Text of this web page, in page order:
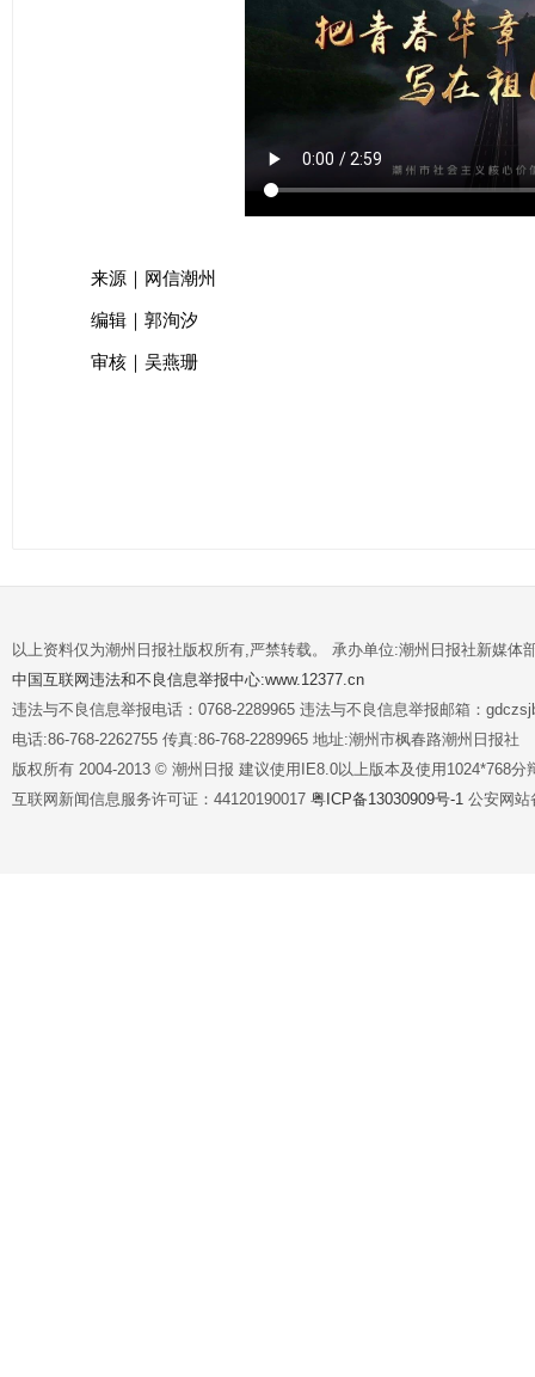
来源｜网信潮州
编辑｜郭洵汐
审核｜吴燕珊
以上资料仅为潮州日报社版权所有,严禁转载。 承办单位:潮州日报社新媒体
中国互联网违法和不良信息举报中心:www.12377.cn
违法与不良信息举报电话：0768-2289965 违法与不良信息举报邮箱：
电话:86-768-2262755 传真:86-768-2289965 地址:潮州市枫春路潮州日报社
版权所有 2004-2013 © 潮州日报 建议使用IE8.0以上版本及使用1024*768分
互联网新闻信息服务许可证：44120190017 粤ICP备13030909号-1 公安网站